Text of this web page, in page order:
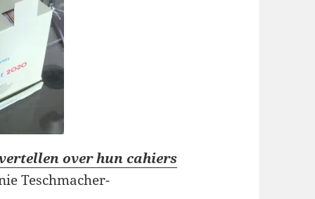
over hun cahiers
Teschmacher-